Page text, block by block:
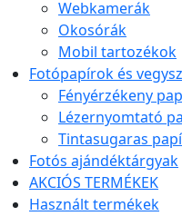
Webkamerák
Okosórák
Mobil tartozékok
Fotópapírok és
Fényérzékeny
Lézernyomtató
Tintasugaras
Fotós ajándéktárgyak
AKCIÓS TERMÉKEK
Használt termékek